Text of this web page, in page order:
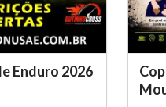
Enduro 2026